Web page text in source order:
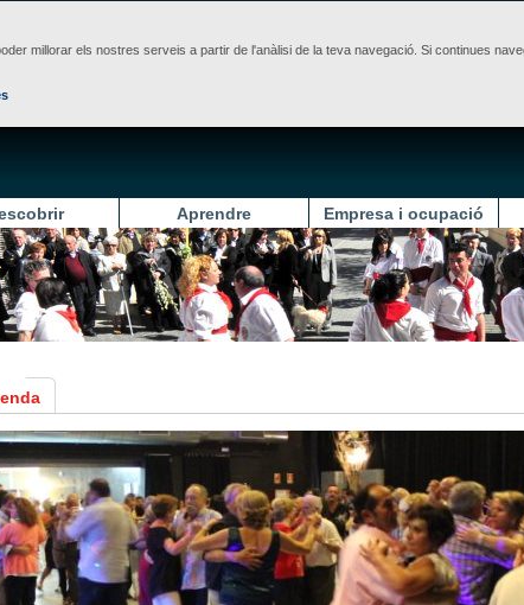
millorar els nostres serveis a partir de l'anàlisi de la teva navegació. Si continues
Aprendre Empresa i ocupació